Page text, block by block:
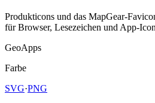
Produkticons und das MapGear-
für Browser, Lesezeichen und App-
GeoApps
Farbe
SVG·PNG